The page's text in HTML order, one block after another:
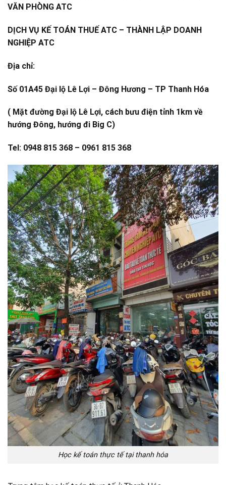
VĂN PHÒNG ATC
DỊCH VỤ KẾ TOÁN THUẾ ATC – THÀNH LẬP DOANH
NGHIỆP ATC
Địa chỉ:
Số 01A45 Đại lộ Lê Lợi – Đông Hương – TP Thanh Hóa
( Mặt đường Đại lộ Lê Lợi, cách bưu điện tỉnh 1km về
hướng Đông, hướng đi Big C)
Tel: 0948 815 368 – 0961 815 368
Học kế toán thực tế tại thanh hóa